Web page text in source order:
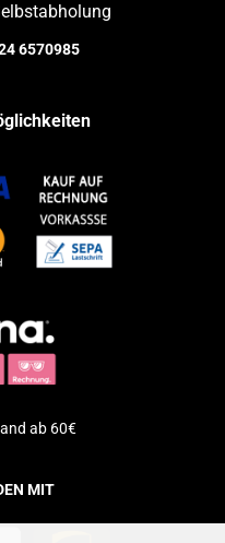
6570985
ab 60€
MIT